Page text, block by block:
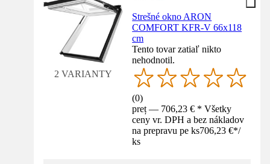
2 VARIANTY
Strešné okno ARON
COMFORT KFR-V 66x118
cm
Tento tovar zatiaľ nikto
nehodnotil.
(0)
preț — 706,23 € * Všetky
ceny vr. DPH a bez nákladov
na prepravu pe ks706,23 €*/
ks